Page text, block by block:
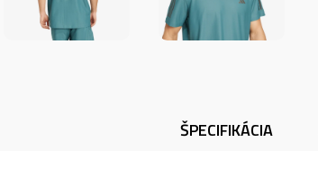
ŠPECIFIKÁCIA